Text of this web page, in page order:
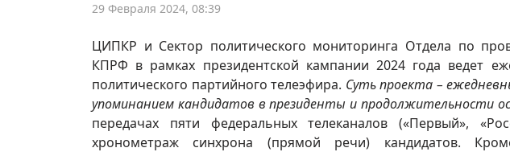
29 Февраля 2024, 08:39
ЦИПКР и Сектор политического мониторинга Отдела по
КПРФ в рамках президентской кампании 2024 года ведет
политического партийного телеэфира. Суть проекта –
упоминанием кандидатов в президенты и продолжительности
передачах пяти федеральных телеканалов («Первый»,
хронометраж синхрона (прямой речи) кандидатов.